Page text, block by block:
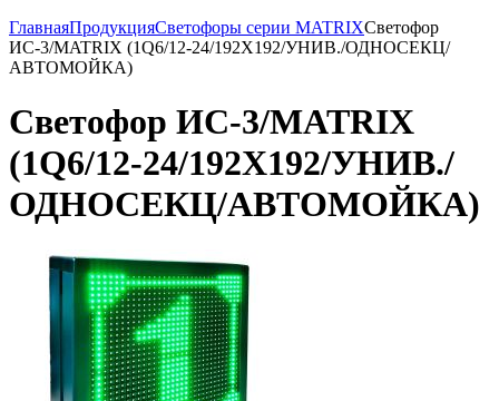
ГлавнаяПродукцияСветофоры серии MATRIXСветофор
ИС-3/MATRIX (1Q6/12-24/192Х192/УНИВ./ОДНОСЕКЦ/
АВТОМОЙКА)
Светофор ИС-3/MATRIX
(1Q6/12-24/192Х192/УНИВ./
ОДНОСЕКЦ/АВТОМОЙКА)